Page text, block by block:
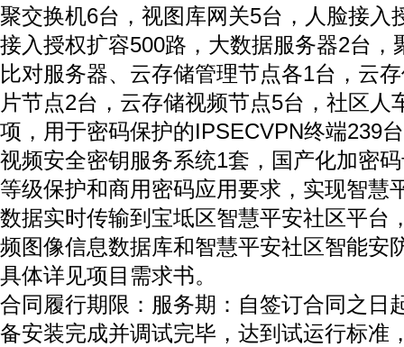
聚交换机6台，视图库网关5台，人脸接入
接入授权扩容500路，大数据服务器2台，
比对服务器、云存储管理节点各1台，云
片节点2台，云存储视频节点5台，社区人
项，用于密码保护的IPSECVPN终端239
视频安全密钥服务系统1套，国产化加密
等级保护和商用密码应用要求，实现智慧
数据实时传输到宝坻区智慧平安社区平台
频图像信息数据库和智慧平安社区智能安
具体详见项目需求书。
合同履行期限：服务期：自签订合同之日
备安装完成并调试完毕，达到试运行标准